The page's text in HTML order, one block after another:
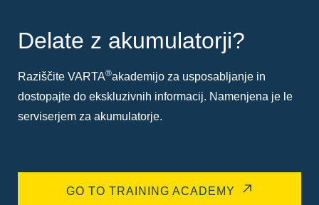
Delate z akumulatorji?
Raziščite VARTA®akademijo za usposabljanje in
dostopajte do ekskluzivnih informacij. Namenjena je le
serviserjem za akumulatorje.
GO TO TRAINING ACADEMY